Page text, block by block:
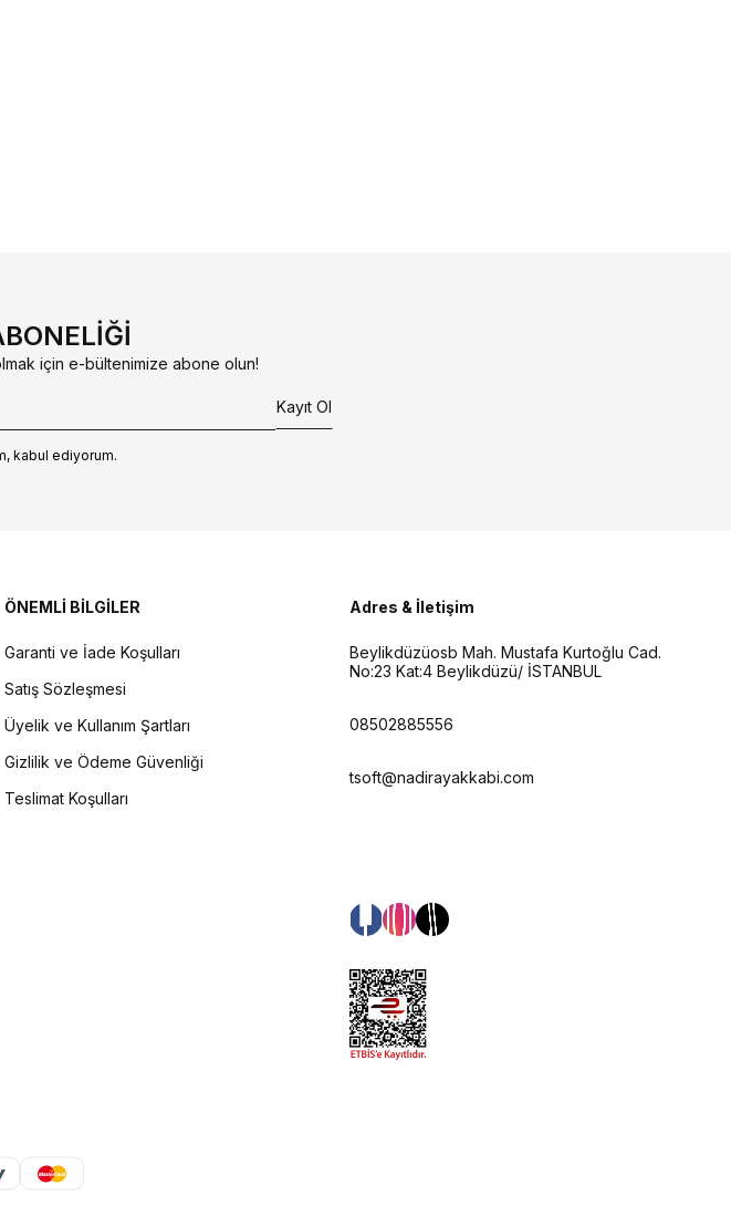
için e-bültenimize abone olun!
Kayıt Ol
kabul ediyorum.
ÖNEMLİ BİLGİLER
Garanti ve İade Koşulları
Satış Sözleşmesi
Üyelik ve Kullanım Şartları
Gizlilik ve Ödeme Güvenliği
Teslimat Koşulları
Adres & İletişim
Beylikdüzüosb Mah. Mustafa Kurtoğlu Cad.
No:23 Kat:4 Beylikdüzü/ İSTANBUL
08502885556
tsoft@nadirayakkabi.com